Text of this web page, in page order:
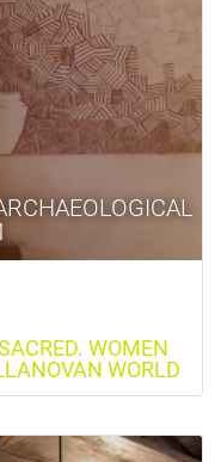
WOMEN
WORLD